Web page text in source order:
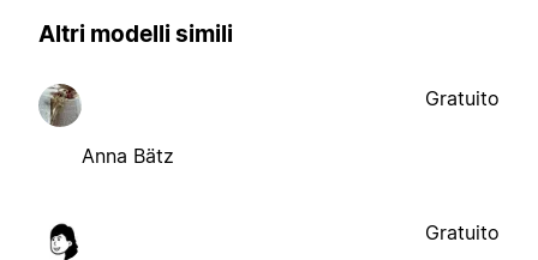
Altri modelli simili
Anna Bätz
Gratuito
Gratuito